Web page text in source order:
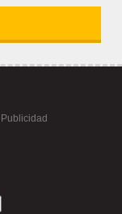
Publicidad